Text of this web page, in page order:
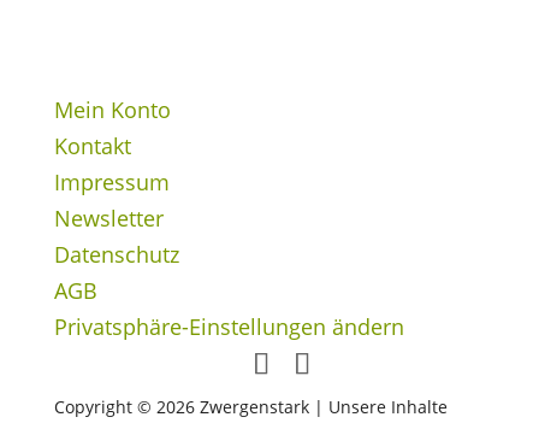
Mein Konto
Kontakt
Impressum
Newsletter
Datenschutz
AGB
Privatsphäre-Einstellungen ändern
Copyright © 2026 Zwergenstark | Unsere Inhalte